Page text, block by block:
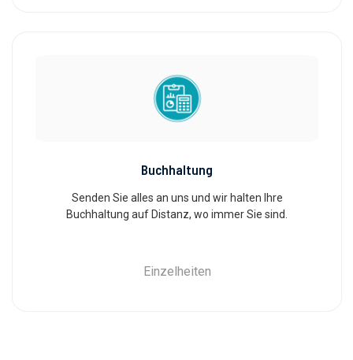
Buchhaltung
Senden Sie alles an uns und wir halten Ihre
Buchhaltung auf Distanz, wo immer Sie sind.
Einzelheiten